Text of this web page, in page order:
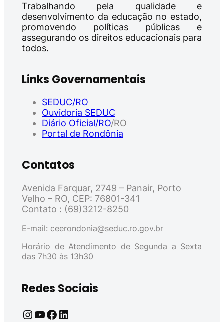
Trabalhando pela qualidade e
desenvolvimento da educação no estado,
promovendo políticas públicas e
assegurando os direitos educacionais para
todos.
Links Governamentais
SEDUC/RO
Ouvidoria SEDUC
Diário Oficial/RO/RO
Portal de Rondônia
Contatos
Avenida Farquar, 2749 – Panair, Porto
Velho – RO, CEP: 76801-341
Contato : (69)3212-8250
E-mail: ceerondonia@seduc.ro.gov.br
Horário de Atendimento de Segunda a Sexta
das 7h30 às 13h30
Redes Sociais